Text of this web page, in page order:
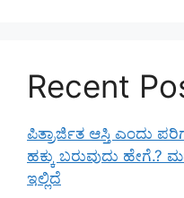
Recent
ಪಿತ್ರಾರ್ಜಿತ ಆಸ್ತಿ ಎಂದು
ಹಕ್ಕು ಬರುವುದು
ಇಲ್ಲಿದೆ